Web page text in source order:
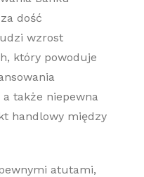
dość
wzrost
który powoduje
a także niepewna
handlowy między
atutami,